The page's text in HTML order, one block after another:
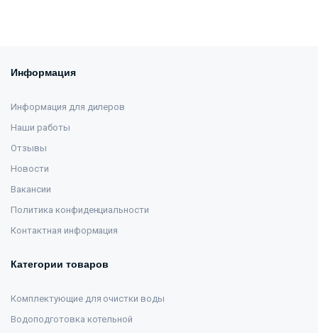
Информация
Информация для дилеров
Наши работы
Отзывы
Новости
Вакансии
Политика конфиденциальности
Контактная информация
Категории товаров
Комплектующие для очистки воды
Водоподготовка котельной